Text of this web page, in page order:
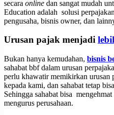
secara online dan sangat mudah
Education adalah solusi
pengusaha, bisnis owner, dan
Urusan pajak menjadi
Bukan hanya kemudahan, bisnis
sahabat bbf dalam urusan
perlu khawatir memikirkan urusan
kepada kami, dan sahabat tetap
Sehingga sahabat bisa
mengurus perusahaan.